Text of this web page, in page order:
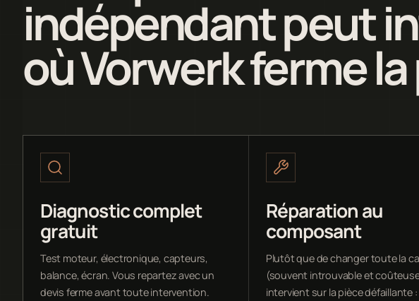
indépendant peut
où Vorwerk ferme
Diagnostic complet
gratuit
Test moteur, électronique, capteurs,
balance, écran. Vous repartez avec un
devis ferme avant toute intervention.
Réparation au
composant
Plutôt que de changer toute la
(souvent introuvable et
intervient sur la pièce défaillante :